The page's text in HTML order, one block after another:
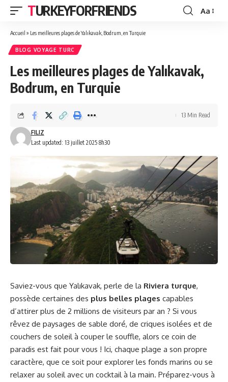
TURKEYFORFRIENDS
Font
Aa
Accueil » Les meilleures plages de Yalıkavak, Bodrum, en Turquie
BLOG VOYAGE TURC
Les meilleures plages de Yalıkavak,
Bodrum, en Turquie
Last updated: 13 juillet 2025 8h30
FILIZ
13 Min Read
Saviez-vous que Yalıkavak, perle de la Riviera turque,
possède certaines des plus belles plages capables
d’attirer plus de 2 millions de visiteurs par an ? Si vous
rêvez de paysages de sable doré, de criques isolées et de
couchers de soleil à couper le souffle, alors ce coin de
paradis est fait pour vous ! Ici, chaque plage a son propre
caractère, que ce soit pour explorer les fonds marins ou se
relaxer au soleil avec un cocktail à la main. Préparez-vous à